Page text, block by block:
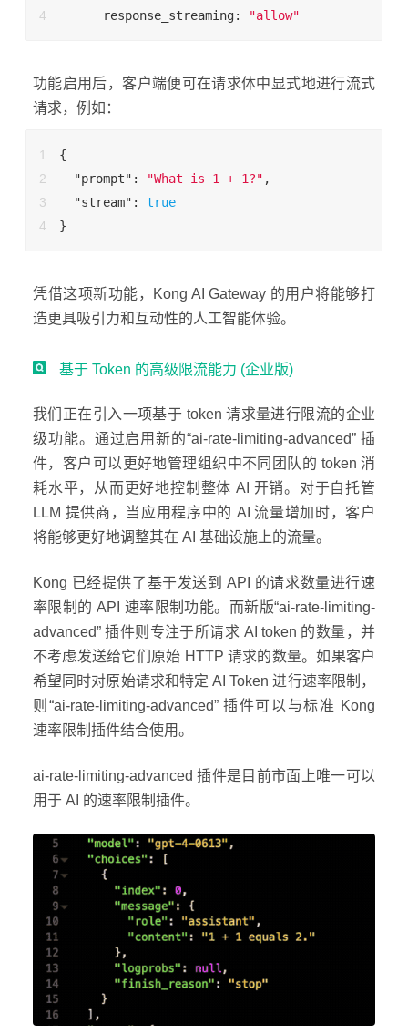
response_streaming: "allow"
功能启用后，客户端便可在请求体中显式地进行流式
请求，例如：
{
"prompt" : "What is 1 + 1?" ,
"stream" : true
}
凭借这项新功能，Kong AI Gateway 的用户将能够打
造更具吸引力和互动性的人工智能体验。
基于 Token 的高级限流能力 (企业版)
我们正在引入一项基于 token 请求量进行限流的企业
级功能。通过启用新的“ai-rate-limiting-advanced” 插
件，客户可以更好地管理组织中不同团队的 token 消
耗水平，从而更好地控制整体 AI 开销。对于自托管
LLM 提供商，当应用程序中的 AI 流量增加时，客户
将能够更好地调整其在 AI 基础设施上的流量。
Kong 已经提供了基于发送到 API 的请求数量进行速
率限制的 API 速率限制功能。而新版“ai-rate-limiting-
advanced” 插件则专注于所请求 AI token 的数量，并
不考虑发送给它们原始 HTTP 请求的数量。如果客户
希望同时对原始请求和特定 AI Token 进行速率限制，
则“ai-rate-limiting-advanced” 插件可以与标准 Kong
速率限制插件结合使用。
ai-rate-limiting-advanced 插件是目前市面上唯一可以
用于 AI 的速率限制插件。